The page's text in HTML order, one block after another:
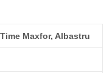
Maxfor, Albastru